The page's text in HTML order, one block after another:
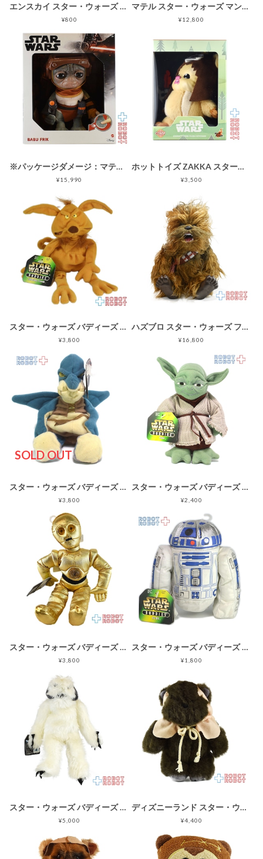
エンスカイ スター・ウォーズ ボバ・フェット ソフビパペットマスコット
¥800
マテル スター・ウォーズ マンダロリアン チャイルド プレミアム バンドル サウンドぬいぐるみ人形 箱入
¥12,800
※パッケージダメージ：マテル スター・ウォーズ バブ・フリック トーキング プラッシュ 箱入り
¥15,990
ホットトイズ ZAKKA スター・ウォーズ コスビ イウォーク物語 ログレイ ぬいぐるみ キーチェーン 未開封
¥3,500
スター・ウォーズ バディーズ サレシャス・クラム ビーニーぬいぐるみ人形 ※紙タグにシワ
¥3,800
ハズブロ スター・ウォーズ ファーリアル フレンズ アルティメット コパイロット チューバッカ インタラクティブ アクションドール ルース
¥16,800
SOLD OUT
スター・ウォーズ バディーズ ワトー ビーニーぬいぐるみ 紙タグ付き
¥3,800
スター・ウォーズ バディーズ ヨーダ ビーニーぬいぐるみ人形 紙タグ付
¥2,400
スター・ウォーズ バディーズ C-3PO ビーニーぬいぐるみ人形
¥3,800
スター・ウォーズ バディーズ R2-D2 ビーニーぬいぐるみ人形 紙タグ付
¥1,800
スター・ウォーズ バディーズ ワンパ ビーニーぬいぐるみ人形 紙タグ付
¥5,000
ディズニーランド スター・ウォーズ イウォーク ぬいぐるみ 21〜22cm 中国製
¥4,400